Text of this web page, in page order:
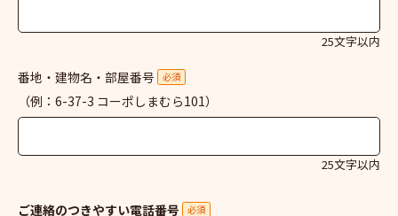
25文字以内
番地・建物名・部屋番号 必須
（例：6-37-3 コーポしまむら101）
25文字以内
ご連絡のつきやすい電話番号 必須